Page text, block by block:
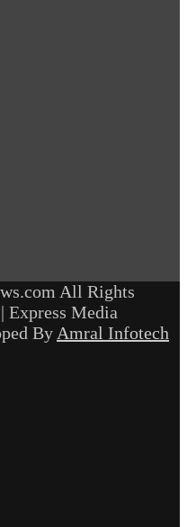
All Rights
Express Media
By Amral Infotech